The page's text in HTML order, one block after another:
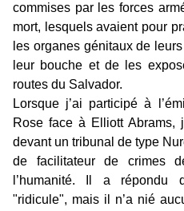
commises par les forces
mort, lesquels avaient pour
les organes génitaux de
leur bouche et de les
routes du Salvador.
Lorsque j’ai participé à
Rose face à Elliott Abrams,
devant un tribunal de type
de facilitateur de crimes
l’humanité. Il a répondu
"ridicule", mais il n’a nié